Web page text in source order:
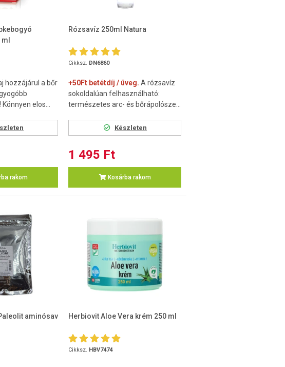
hozzájárul a bőr
elos...
rakom
Rózsavíz 250ml Natura
Cikksz. DN6860
+50Ft betétdíj / üveg. A rózsavíz
sokoldalúan felhasználható:
természetes arc- és bőrápolósze...
Készleten
1 495 Ft
Kosárba rakom
aminósav
Herbiovit Aloe Vera krém 250 ml
Cikksz. HBV7474